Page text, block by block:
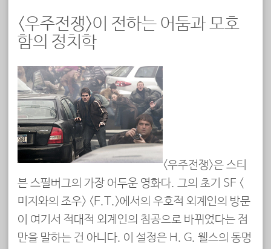
<우주전쟁>이 전하는 어둠과 모호
함의 정치학
<우주전쟁>은 스티
븐 스필버그의 가장 어두운 영화다. 그의 초기 SF <
미지와의 조우> <E.T.>에서의 우호적 외계인의 방문
이 여기서 적대적 외계인의 침공으로 바뀌었다는 점
만을 말하는 건 아니다. 이 설정은 H. G. 웰스의 동명